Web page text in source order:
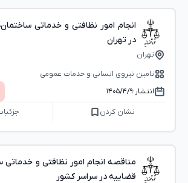
انجام امور نظافتی و خدماتی
در تهران
تهران
تامین نیروی انسانی و خدمات عمومی
انتشار:۱۴۰۵/۴/۹
نشان کردن
مناقصه انجام امور نظافتی و
قضاییه در سراسر کشور